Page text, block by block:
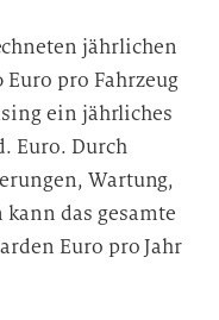
jährlichen
pro Fahrzeug
ein jährliches
Euro. Durch
Wartung,
das gesamte
Euro pro Jahr